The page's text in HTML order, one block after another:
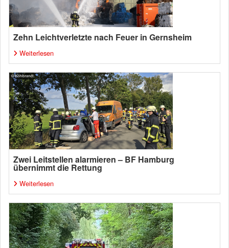
Zehn Leichtverletzte nach Feuer in Gernsheim
Weiterlesen
Zwei Leitstellen alarmieren – BF Hamburg
übernimmt die Rettung
Weiterlesen